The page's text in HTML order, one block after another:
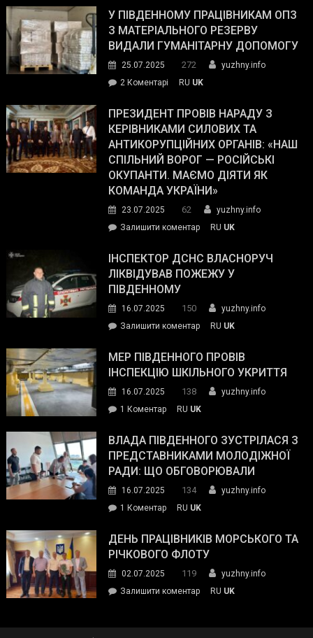
завойовує
симпатії
виборців
The
Street
Journal.
У ПІВДЕННОМУ ПРАЦІВНИКАМ ОПЗ
З МАТЕРІАЛЬНОГО РЕЗЕРВУ
ВИДАЛИ ГУМАНІТАРНУ ДОПОМОГУ
25.07.2025 272
yuzhny.info
2 Коментарі
Південному
працівникам
ОПЗ
з
матеріального
резерву
гуманітарну
допомогу
RU UK
ПРЕЗИДЕНТ ПРОВІВ НАРАДУ З
КЕРІВНИКАМИ СИЛОВИХ ТА
АНТИКОРУПЦІЙНИХ ОРГАНІВ: «НАШ
СПІЛЬНИЙ ВОРОГ — РОСІЙСЬКІ
ОКУПАНТИ. МАЄМО ДІЯТИ ЯК
КОМАНДА УКРАЇНИ»
23.07.2025 62
yuzhny.info
Залишити коментарon
провів
нараду
силових
та
органів:
«Наш
спільний
окупанти.
Маємо
діяти
команда
RU UK
ІНСПЕКТОР ДСНС ВЛАСНОРУЧ
ЛІКВІДУВАВ ПОЖЕЖУ У
ПІВДЕННОМУ
16.07.2025 150
yuzhny.info
Залишити коментарon
ДСНС
власноруч
пожежу
у
RU UK
МЕР ПІВДЕННОГО ПРОВІВ
ІНСПЕКЦІЮ ШКІЛЬНОГО УКРИТТЯ
16.07.2025 138
yuzhny.info
1 Коментардо
Південного
провів
інспекцію
RU UK
ВЛАДА ПІВДЕННОГО ЗУСТРІЛАСЯ З
ПРЕДСТАВНИКАМИ МОЛОДІЖНОЇ
РАДИ: ЩО ОБГОВОРЮВАЛИ
16.07.2025 134
yuzhny.info
1 Коментардо
Південного
зустрілася
представниками
молодіжної
RU UK
ДЕНЬ ПРАЦІВНИКІВ МОРСЬКОГО ТА
РІЧКОВОГО ФЛОТУ
02.07.2025 119
yuzhny.info
Залишити коментарon
RU UK